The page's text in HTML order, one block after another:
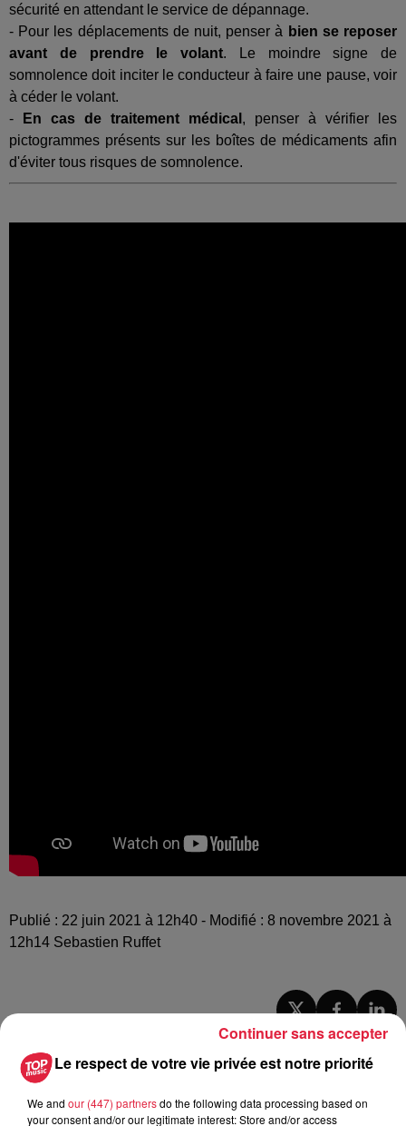
sécurité en attendant le service de dépannage.
- Pour les déplacements de nuit, penser à bien se reposer
avant de prendre le volant. Le moindre signe de
somnolence doit inciter le conducteur à faire une pause, voir
à céder le volant.
-
En cas de traitement médical , penser à vérifier les
pictogrammes présents sur les boîtes de médicaments afin
d'éviter tous risques de somnolence.
Publié : 22 juin 2021 à 12h40 - Modifié : 8 novembre 2021 à
12h14 Sebastien Ruffet
À Hoerdt, de l’eau brune sort des
Le respect de votre vie privée est notre priorité
We and our (447) partnersdo the following data processing based on
your consent and/or our legitimate interest: Store and/or access
Continuer sans accepter